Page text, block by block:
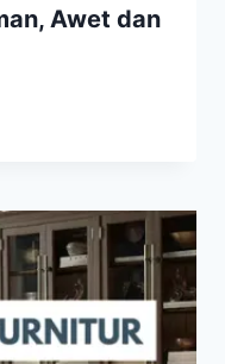
Awet dan